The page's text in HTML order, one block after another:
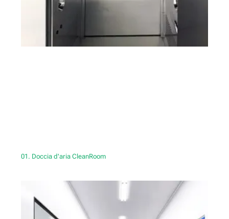
01. Doccia d'aria CleanRoom